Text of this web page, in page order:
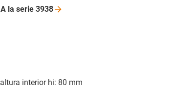
A la serie 3938
altura interior hi: 80 mm